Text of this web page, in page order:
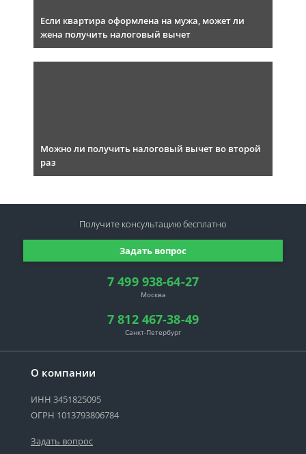
Если квартира оформлена на мужа, может ли
жена получить налоговый вычет
Можно ли получить налоговый вычет во второй
раз
О компании
ИНН 3451825095
ОГРН 1013793806784
Задать вопрос
7 499 938-64-27
Москва
7 812 467-38-49
Санкт-Петербург
Задать вопрос
Получите консультациюбесплатно